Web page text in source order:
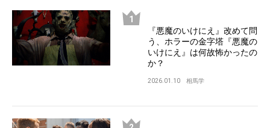
『悪魔のいけにえ』改めて問
う、ホラーの金字塔『悪魔の
いけにえ』は何故怖かったの
か？
2026.01.10 相馬学